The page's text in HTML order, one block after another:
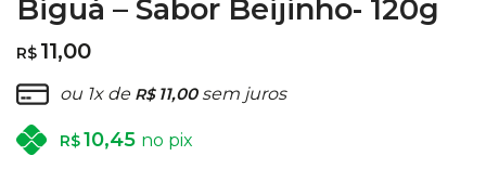
Biguá – Sabor Beijinho- 120g
R$ 11,00
ou 1x de R$ 11,00sem juros
R$10,45 no pix